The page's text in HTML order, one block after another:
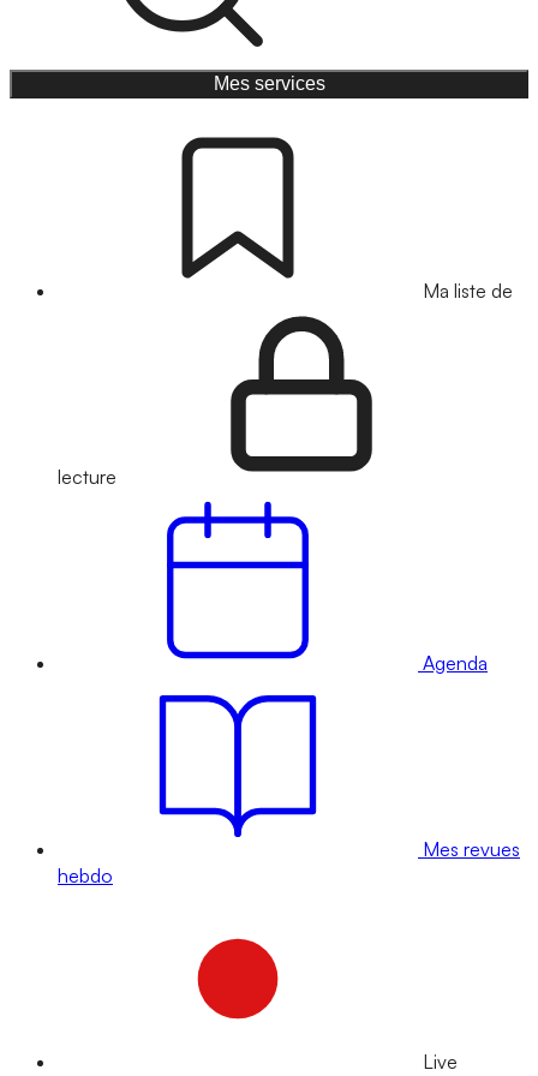
Mes services
Ma liste de
lecture
Agenda
Mes revues
hebdo
Live